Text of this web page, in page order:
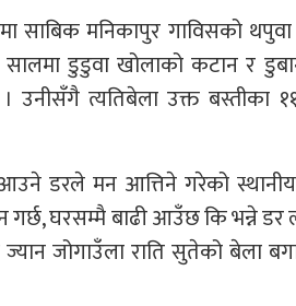
साबिक मनिकापुर गाविसको थपुवा
डुडुवा खोलाको कटान र
त्यतिबेला उक्त बस्तीका
आउने डरले मन आत्तिने गरेको
घरसम्मै बाढी आउँछ कि भन्ने डर
जोगाउँला राति सुतेको बेला